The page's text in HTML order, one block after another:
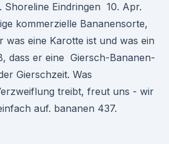
Shoreline Eindringen 10. Apr.
kommerzielle Bananensorte,
was eine Karotte ist und was ein
dass er eine Giersch-Bananen-
Gierschzeit. Was
treibt, freut uns - wir
auf. bananen 437.